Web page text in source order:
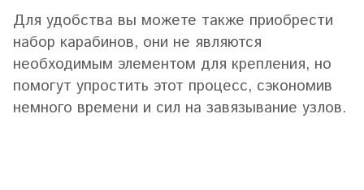
Для удобства вы можете также приобрести
набор карабинов, они не являются
необходимым элементом для крепления, но
помогут упростить этот процесс, сэкономив
немного времени и сил на завязывание узлов.